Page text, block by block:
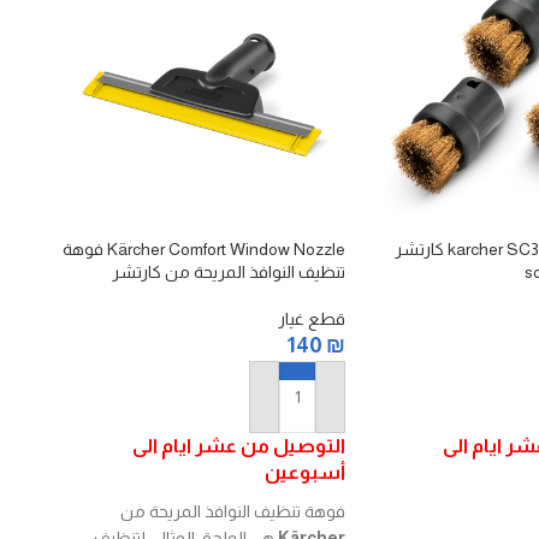
karcher SC3 brass brush set كارتشر
ايام الى
Kärcher Comfort Window Nozzle فوهة
تنظيف النوافذ المريحة من كارتشر
قطع غيار
140 ₪
إضافة إلى السلة
التوصيل من عشر ايام الى
أسبوعين
فوهة تنظيف النوافذ المريحة من